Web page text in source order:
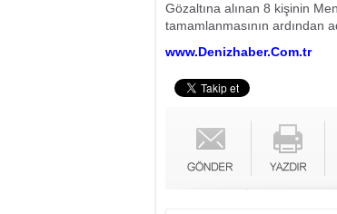
Gözaltına alınan 8 kişinin
tamamlanmasının ardından
www.Denizhaber.Com.tr